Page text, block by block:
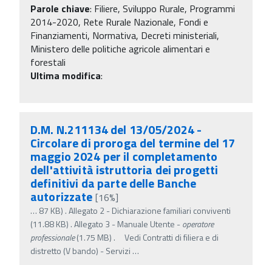
Parole chiave: Filiere, Sviluppo Rurale, Programmi
2014-2020, Rete Rurale Nazionale, Fondi e
Finanziamenti, Normativa, Decreti ministeriali,
Ministero delle politiche agricole alimentari e
forestali
Ultima modifica:
D.M. N.211134 del 13/05/2024 -
Circolare di proroga del termine del 17
maggio 2024 per il completamento
dell'attività istruttoria dei progetti
definitivi da parte delle Banche
autorizzate [16%]
… 87 KB) . Allegato 2 - Dichiarazione familiari conviventi
(11.88 KB) . Allegato 3 - Manuale Utente -operatore
professionale(1.75 MB) . Vedi Contratti di filiera e di
distretto (V bando) - Servizi …